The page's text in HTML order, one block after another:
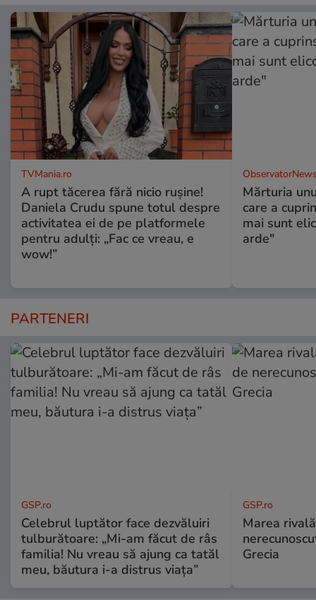
TVMania.ro
A rupt tăcerea fără nicio rușine!
Daniela Crudu spune totul despre
activitatea ei de pe platformele
pentru adulți: „Fac ce vreau, e
wow!”
Mărturia
care a
mai sunt
arde"
PARTENERI
GSP.ro
Celebrul luptător face dezvăluiri
tulburătoare: „Mi-am făcut de râs
familia! Nu vreau să ajung ca tatăl
meu, băutura i-a distrus viața”
GSP.ro
Marea
Grecia